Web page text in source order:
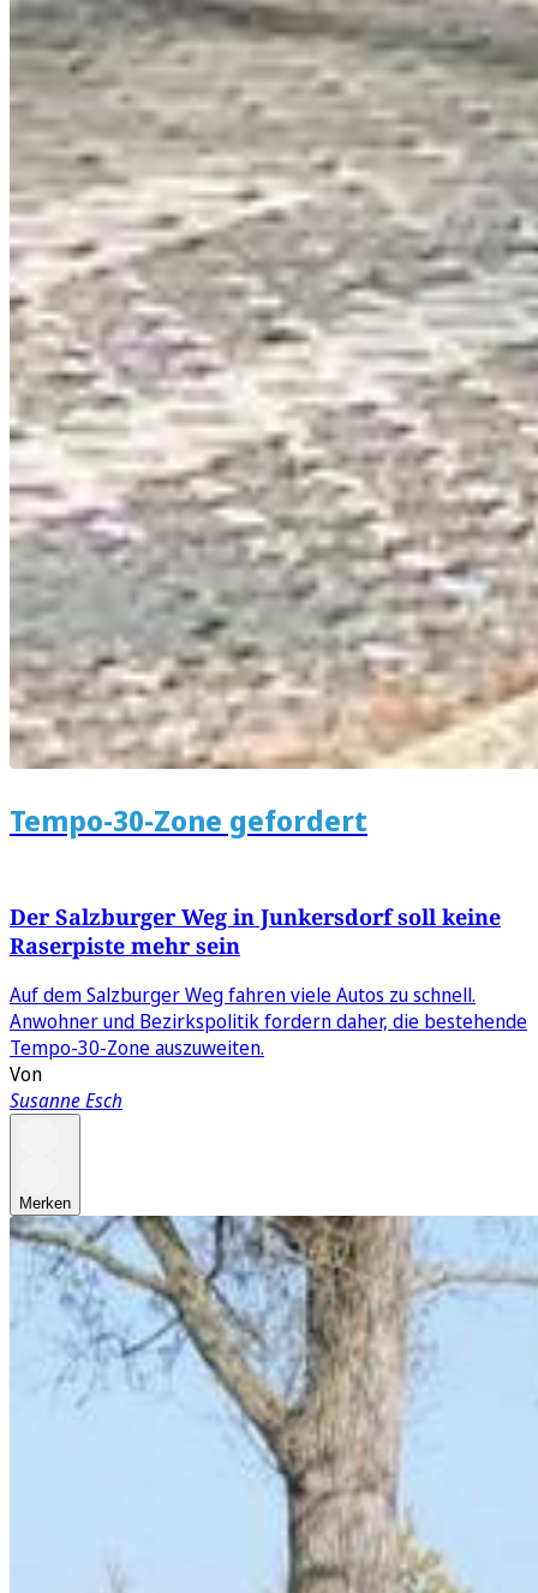
Tempo-30-Zone gefordert
Der Salzburger Weg in Junkersdorf soll keine
Raserpiste mehr sein
Auf dem Salzburger Weg fahren viele Autos zu schnell.
Anwohner und Bezirkspolitik fordern daher, die bestehende
Tempo‑30‑Zone auszuweiten.
Von
Susanne Esch
Merken